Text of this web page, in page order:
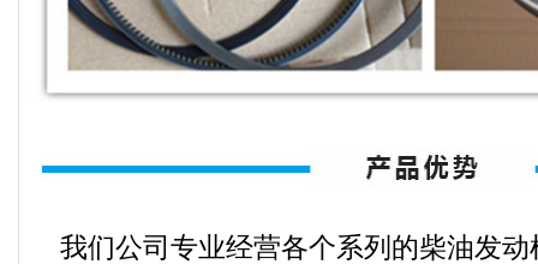
我们公司专业经营各个系列的柴油发动